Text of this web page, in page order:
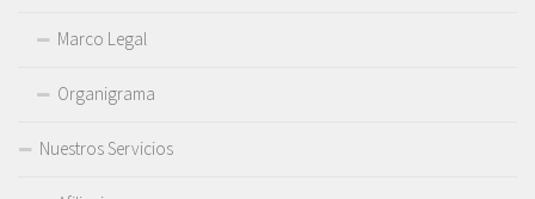
Marco Legal
Organigrama
Nuestros Servicios